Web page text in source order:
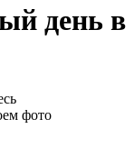
день в
фото